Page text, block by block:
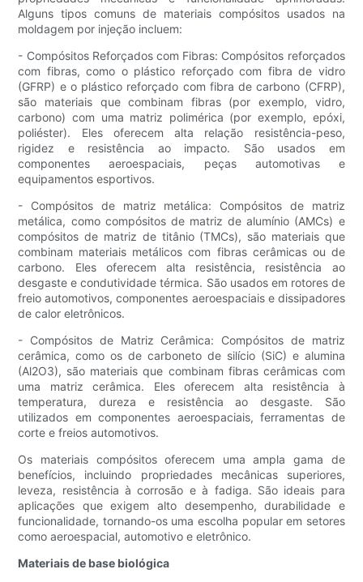
Alguns tipos comuns de materiais compósitos usados ​​na
moldagem por injeção incluem:
- Compósitos Reforçados com Fibras: Compósitos reforçados
com fibras, como o plástico reforçado com fibra de vidro
(GFRP) e o plástico reforçado com fibra de carbono (CFRP),
são materiais que combinam fibras (por exemplo, vidro,
carbono) com uma matriz polimérica (por exemplo, epóxi,
poliéster). Eles oferecem alta relação resistência-peso,
rigidez e resistência ao impacto. São usados ​​em
componentes aeroespaciais, peças automotivas e
equipamentos esportivos.
- Compósitos de matriz metálica: Compósitos de matriz
metálica, como compósitos de matriz de alumínio (AMCs) e
compósitos de matriz de titânio (TMCs), são materiais que
combinam materiais metálicos com fibras cerâmicas ou de
carbono. Eles oferecem alta resistência, resistência ao
desgaste e condutividade térmica. São usados ​​em rotores de
freio automotivos, componentes aeroespaciais e dissipadores
de calor eletrônicos.
- Compósitos de Matriz Cerâmica: Compósitos de matriz
cerâmica, como os de carboneto de silício (SiC) e alumina
(Al2O3), são materiais que combinam fibras cerâmicas com
uma matriz cerâmica. Eles oferecem alta resistência à
temperatura, dureza e resistência ao desgaste. São
utilizados em componentes aeroespaciais, ferramentas de
corte e freios automotivos.
Os materiais compósitos oferecem uma ampla gama de
benefícios, incluindo propriedades mecânicas superiores,
leveza, resistência à corrosão e à fadiga. São ideais para
aplicações que exigem alto desempenho, durabilidade e
funcionalidade, tornando-os uma escolha popular em setores
como aeroespacial, automotivo e eletrônico.
Materiais de base biológica